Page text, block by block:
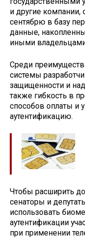
и другие компании,
сентябрю в базу
данные,
иными владельцами
Среди
системы
защищенности и
также гибкость в
способов оплаты и
аутентификацию.
Чтобы расширить
сенаторы и
использовать
аутентификации
при применении